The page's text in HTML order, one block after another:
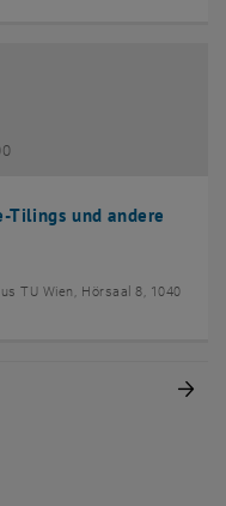
Tilings und andere
TU Wien, Hörsaal 8, 1040